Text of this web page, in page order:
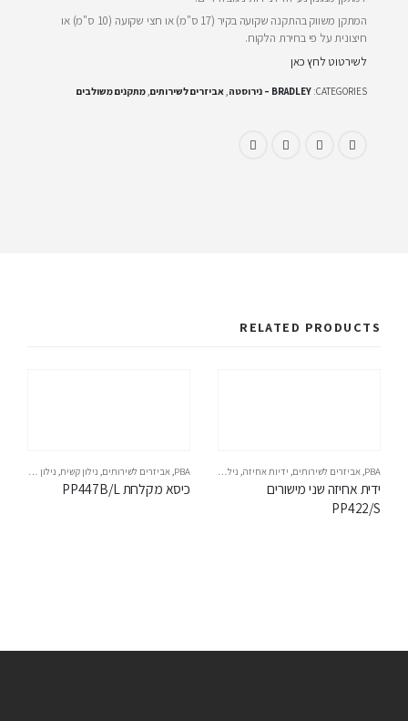
המתקן משווק בהתקנה שקועה בקיר (17 ס"מ) או חצי שקועה (10 ס"מ) או
חיצונית על פי בחירת הלקוח.
לשירטוט לחץ כאן
CATEGORIES: BRADLEY – נירוסטה ,אביזרים לשירותים,מתקנים משולבים
RELATED PRODUCTS
PBA
,אביזרים לשירותים, ידיות אחיזה, נילון קשיח נילון קשיח PBA
ידית אחיזה שני מישורים
PP422/S
PBA
,אביזרים לשירותים, נילון קשיח, נילון קשיח PBA
כיסא מקלחת PP447B/L